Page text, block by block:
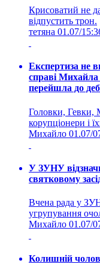
Крисоватий не
відпустить трон.
тетяна 01.07/
Експертиза не
справі
перейшла до
Головки, Гевки,
корупціонери і
Михайло 01.07/
У ЗУНУ
святковому
Вчена рада у
угрупування
Михайло 01.07/
Колишній